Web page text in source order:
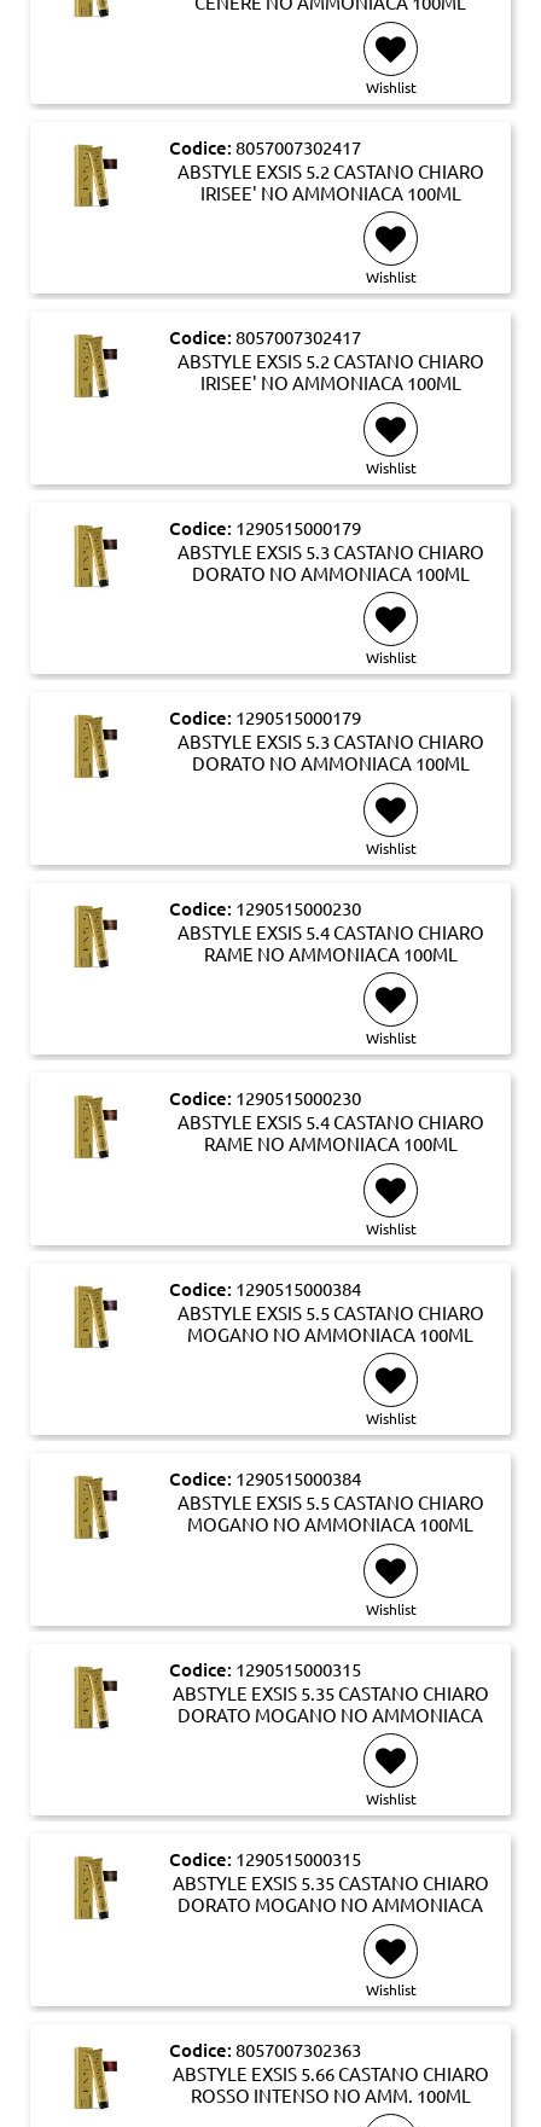
Wishlist
Codice: 8057007302417
ABSTYLE EXSIS 5.2 CASTANO CHIARO
IRISEE' NO AMMONIACA 100ML
Wishlist
Codice: 8057007302417
ABSTYLE EXSIS 5.2 CASTANO CHIARO
IRISEE' NO AMMONIACA 100ML
Wishlist
Codice: 1290515000179
ABSTYLE EXSIS 5.3 CASTANO CHIARO
DORATO NO AMMONIACA 100ML
Wishlist
Codice: 1290515000179
ABSTYLE EXSIS 5.3 CASTANO CHIARO
DORATO NO AMMONIACA 100ML
Wishlist
Codice: 1290515000230
ABSTYLE EXSIS 5.4 CASTANO CHIARO
RAME NO AMMONIACA 100ML
Wishlist
Codice: 1290515000230
ABSTYLE EXSIS 5.4 CASTANO CHIARO
RAME NO AMMONIACA 100ML
Wishlist
Codice: 1290515000384
ABSTYLE EXSIS 5.5 CASTANO CHIARO
MOGANO NO AMMONIACA 100ML
Wishlist
Codice: 1290515000384
ABSTYLE EXSIS 5.5 CASTANO CHIARO
MOGANO NO AMMONIACA 100ML
Wishlist
Codice: 1290515000315
ABSTYLE EXSIS 5.35 CASTANO CHIARO
DORATO MOGANO NO AMMONIACA
Wishlist
Codice: 1290515000315
ABSTYLE EXSIS 5.35 CASTANO CHIARO
DORATO MOGANO NO AMMONIACA
Wishlist
Codice: 8057007302363
ABSTYLE EXSIS 5.66 CASTANO CHIARO
ROSSO INTENSO NO AMM. 100ML